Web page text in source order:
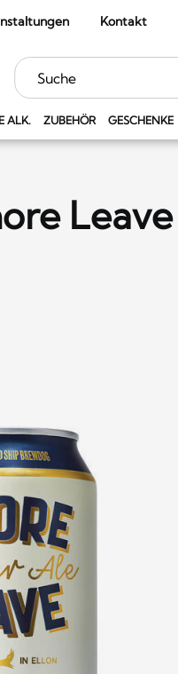
Kontakt
ALK. ZUBEHÖR GESCHENKE
Stichwörter
Leave